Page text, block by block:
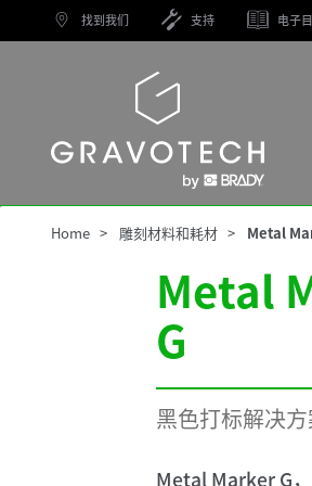
main
找到我们 支持 电子
Home 雕刻材料和耗材 Metal
Metal
G
黑色打标解决
Metal Marker G